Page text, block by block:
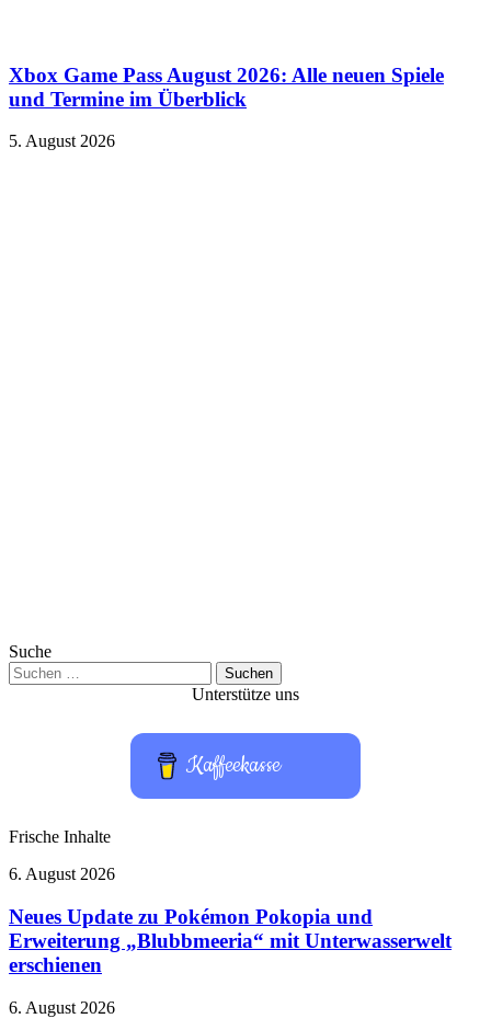
Xbox Game Pass August 2026: Alle neuen Spiele
und Termine im Überblick
5. August 2026
Suche
Suchen
nach:
Unterstütze uns
Kaffeekasse
Frische Inhalte
Neues
zu
Pokémon
Pokopia
und
„Blubbmeeria“
6. August 2026
Neues Update zu Pokémon Pokopia und
Erweiterung „Blubbmeeria“ mit Unterwasserwelt
erschienen
Violent
6. August 2026